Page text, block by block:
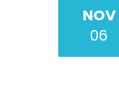
NOV
06